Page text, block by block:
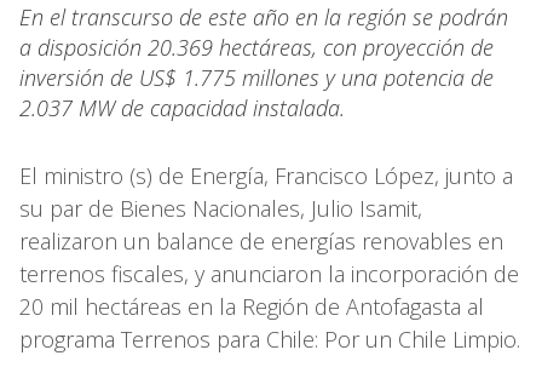
En el transcurso de este año en la región se podrán
a disposición 20.369 hectáreas, con proyección de
inversión de US$ 1.775 millones y una potencia de
2.037 MW de capacidad instalada.
El ministro (s) de Energía, Francisco López, junto a
su par de Bienes Nacionales, Julio Isamit,
realizaron un balance de energías renovables en
terrenos fiscales, y anunciaron la incorporación de
20 mil hectáreas en la Región de Antofagasta al
programa Terrenos para Chile: Por un Chile Limpio.